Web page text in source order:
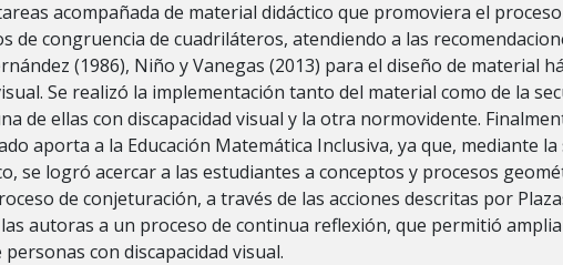
acompañada de material didáctico que promoviera el
de congruencia de cuadriláteros, atendiendo a las
(1986), Niño y Vanegas (2013) para el diseño de material
Se realizó la implementación tanto del material como de la
de ellas con discapacidad visual y la otra normovidente.
aporta a la Educación Matemática Inclusiva, ya que, mediante la
se logró acercar a las estudiantes a conceptos y procesos
de conjeturación, a través de las acciones descritas por
autoras a un proceso de continua reflexión, que permitió
con discapacidad visual.